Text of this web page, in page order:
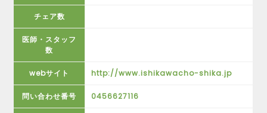
チェア数
医師・スタッフ
数
webサイト http://www.ishikawacho-shika.jp
問い合わせ番号 0456627116